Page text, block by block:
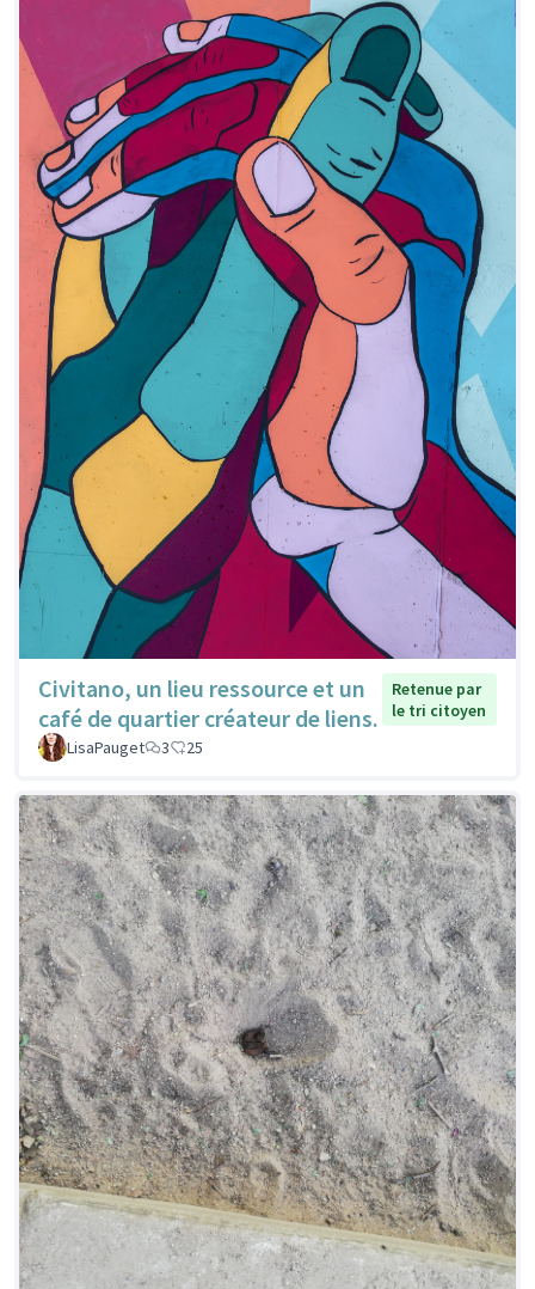
Civitano, un lieu ressource et un
café de quartier créateur de liens.
Retenue par
le tri citoyen
LisaPauget
3 25